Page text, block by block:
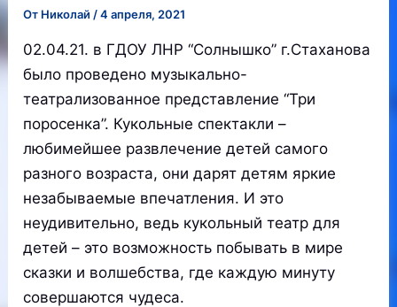
От Николай /4 апреля, 2021
02.04.21. в ГДОУ ЛНР “Солнышко” г.Стаханова
было проведено музыкально-
театрализованное представление “Три
поросенка”. Кукольные спектакли –
любимейшее развлечение детей самого
разного возраста, они дарят детям яркие
незабываемые впечатления. И это
неудивительно, ведь кукольный театр для
детей – это возможность побывать в мире
сказки и волшебства, где каждую минуту
совершаются чудеса.